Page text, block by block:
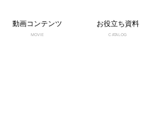
動画コンテンツ
MOVIE
お役立ち資料
CATALOG